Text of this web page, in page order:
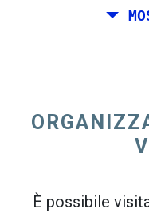
andata
Seleziona
Prova questo open_in_new
È possibile